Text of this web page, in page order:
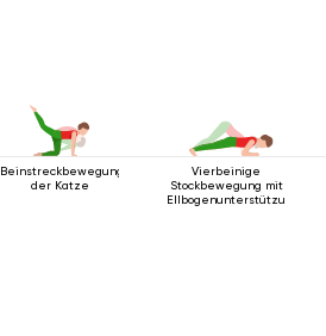
Beinstreckbewegung
der Katze
Vierbeinige
Stockbewegung mit
Ellbogenunterstützung